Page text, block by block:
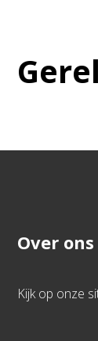
Over ons
Kijk op onze